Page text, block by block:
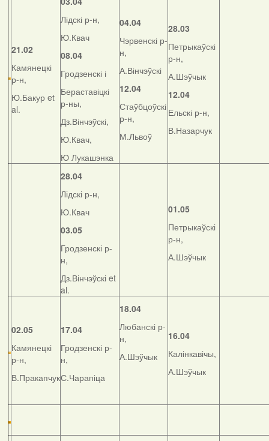
21.02
Камянецкі
р-н,
Ю.Бакур et
al.
Лідскі р-н,
Ю.Квач
08.04
Гродзенскі і
Бераставіцкі
р-ны,
Дз.Вінчэўскі,
Ю.Квач,
Ю Лукашэнка
04.04
Чэрвенскі р-
н,
А.Вінчэўскі
12.04
Стаўбцоўскі
р-н,
М.Львоў
28.03
Петрыкаўскі
р-н,
А.Шэўчык
12.04
Ельскі р-н,
В.Назарчук
28.04
Лідскі р-н,
Ю.Квач
03.05
Гродзенскі р-
н,
Дз.Вінчэўскі et
al.
01.05
Петрыкаўскі
р-н,
А.Шэўчык
02.05
Камянецкі
р-н,
В.Пракапчук
17.04
Гродзенскі р-
н,
С.Чарапіца
18.04
Любанскі р-
н,
А.Шэўчык
16.04
Калінкавічы,
А.Шэўчык